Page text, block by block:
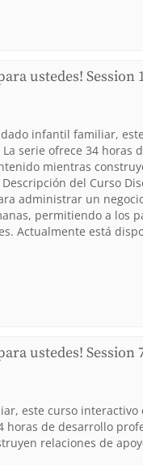
ustedes! Session
infantil familiar,
serie ofrece 34 horas
mientras
del Curso
administrar un
permitiendo a los
Actualmente está
ustedes! Session
este curso interactivo
de desarrollo
relaciones de